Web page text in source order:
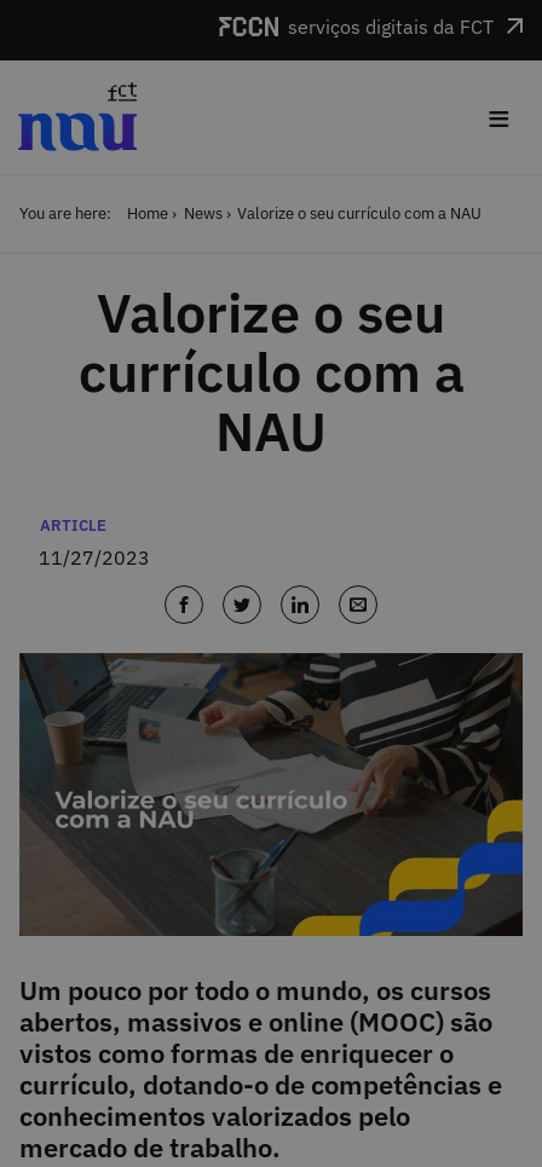
serviços digitais da FCT
≡
You are here: Home News Valorize o seu currículo com a NAU
Valorize o seu
currículo com a
NAU
Categories
ARTICLE
11/27/2023
Um pouco por todo o mundo, os cursos
abertos, massivos e online (MOOC) são
vistos como formas de enriquecer o
currículo, dotando-o de competências e
conhecimentos valorizados pelo
mercado de trabalho.